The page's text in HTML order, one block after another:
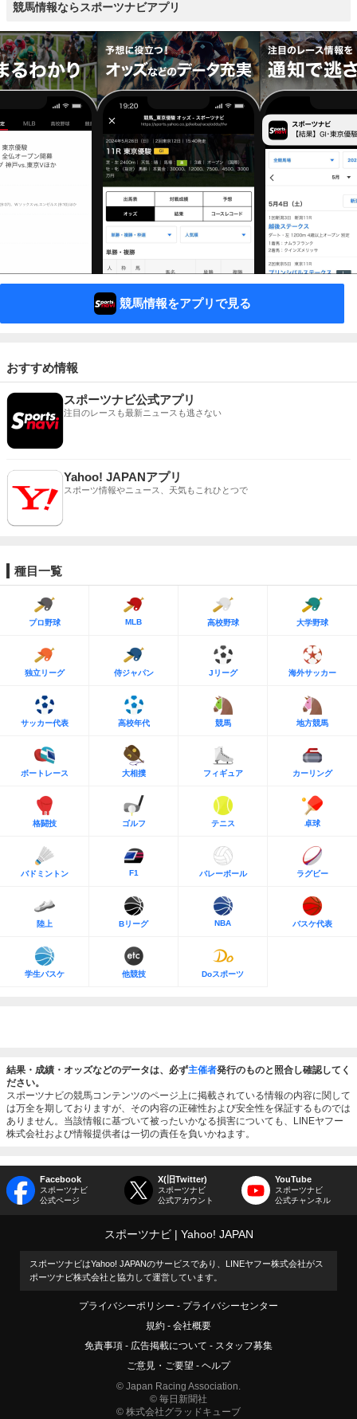
競馬情報ならスポーツナビアプリ
競馬情報をアプリで見る
おすすめ情報
スポーツナビ公式アプリ
注目のレースも最新ニュースも逃さない
Yahoo! JAPANアプリ
スポーツ情報やニュース、天気もこれひとつで
種目一覧
プロ野球 MLB 高校野球 大学野球
独立リーグ 侍ジャパン Jリーグ 海外サッカー
サッカー代表 高校年代 競馬 地方競馬
ボートレース 大相撲 フィギュア カーリング
格闘技 ゴルフ テニス 卓球
バドミントン F1 バレーボール ラグビー
陸上 Bリーグ NBA バスケ代表
学生バスケ 他競技 Doスポーツ
結果・成績・オッズなどのデータは、必ず主催者発行のものと照合し確認してく
ださい。
スポーツナビの競馬コンテンツのページ上に掲載されている情報の内容に関して
は万全を期しておりますが、その内容の正確性および安全性を保証するものでは
ありません。当該情報に基づいて被ったいかなる損害についても、LINEヤフー
株式会社および情報提供者は一切の責任を負いかねます。
Facebook
スポーツナビ
公式ページ
X(旧Twitter)
スポーツナビ
公式アカウント
YouTube
スポーツナビ
公式チャンネル
スポーツナビ Yahoo! JAPAN
スポーツナビはYahoo! JAPANのサービスであり、LINEヤフー株式会社がス
ポーツナビ株式会社と協力して運営しています。
プライバシーポリシー
プライバシーセンター
規約
会社概要
免責事項
広告掲載について
スタッフ募集
ご意見・ご要望
ヘルプ
© Japan Racing Association.
© 毎日新聞社
© 株式会社グラッドキューブ